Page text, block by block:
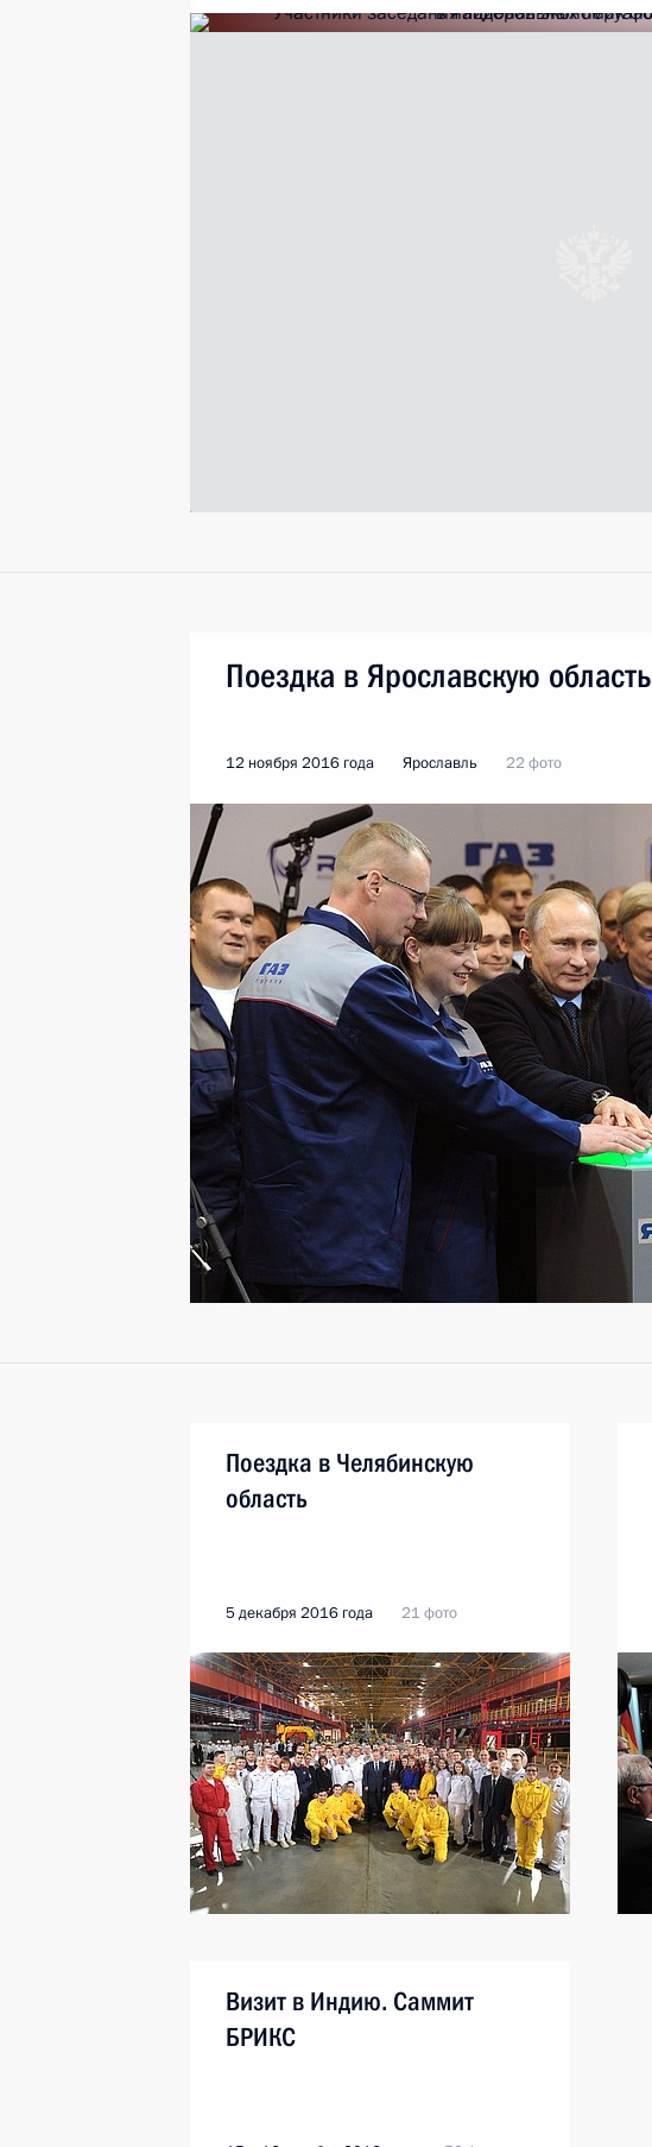
Поездка в Ярославскую область
12 ноября 2016 года Ярославль 22 фото
Поездка в Челябинскую
область
5 декабря 2016 года 21 фото
Визит в Индию. Саммит
БРИКС